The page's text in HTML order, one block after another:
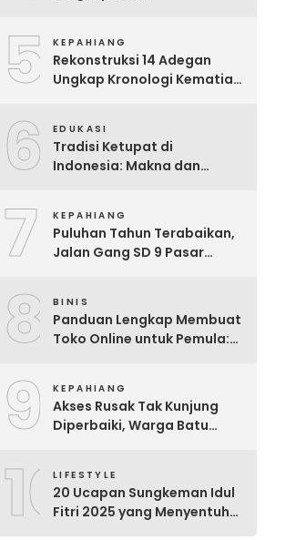
5 KEPAHIANG
Rekonstruksi 14 Adegan
Ungkap Kronologi Kematian
6 EDUKASI
Tradisi Ketupat di
Indonesia: Makna dan
7 KEPAHIANG
Puluhan Tahun Terabaikan,
Jalan Gang SD 9 Pasar
8 BINIS
Panduan Lengkap Membuat
Toko Online untuk Pemula:
9 KEPAHIANG
Akses Rusak Tak Kunjung
Diperbaiki, Warga Batu
10LIFESTYLE
20 Ucapan Sungkeman Idul
Fitri 2025 yang Menyentuh